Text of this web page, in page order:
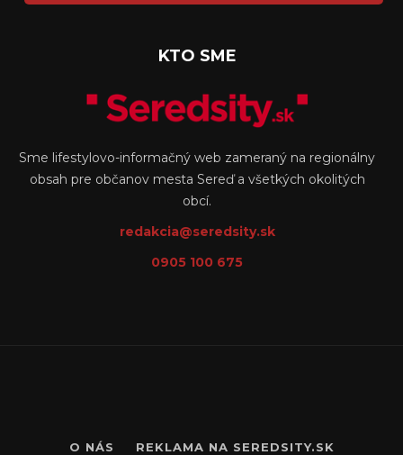
KTO SME
Sme lifestylovo-informačný web zameraný na regionálny
obsah pre občanov mesta Sereď a všetkých okolitých
obcí.
redakcia@seredsity.sk
0905 100 675
O NÁS
REKLAMA NA SEREDSITY.SK